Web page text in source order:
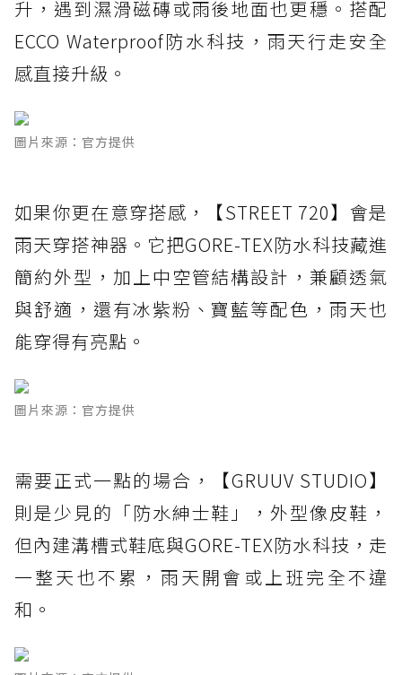
升，遇到濕滑磁磚或雨後地面也更穩。搭配
ECCO Waterproof防水科技，雨天行走安全
感直接升級。
圖片來源：官方提供
如果你更在意穿搭感，【STREET 720】會是
雨天穿搭神器。它把GORE-TEX防水科技藏進
簡約外型，加上中空管結構設計，兼顧透氣
與舒適，還有冰紫粉、寶藍等配色，雨天也
能穿得有亮點。
圖片來源：官方提供
需要正式一點的場合，【GRUUV STUDIO】
則是少見的「防水紳士鞋」，外型像皮鞋，
但內建溝槽式鞋底與GORE-TEX防水科技，走
一整天也不累，雨天開會或上班完全不違
和。